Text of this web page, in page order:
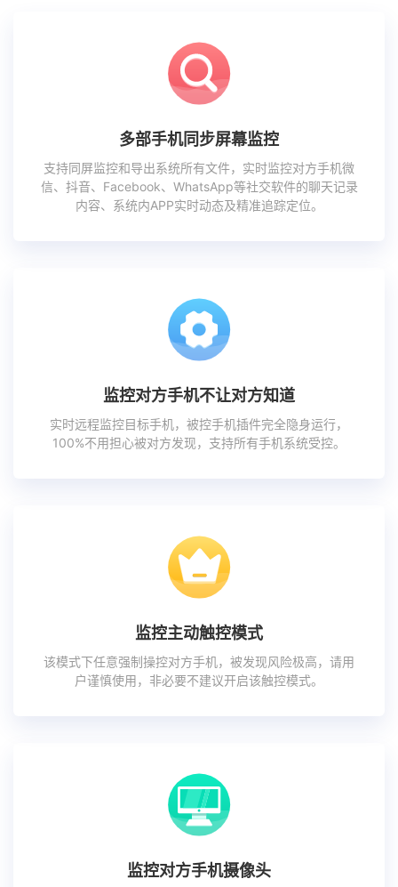
多部手机同步屏幕监控
支持同屏监控和导出系统所有文件，实时监控对方手机微
信、抖音、Facebook、WhatsApp等社交软件的聊天记录
内容、系统内APP实时动态及精准追踪定位。
监控对方手机不让对方知道
实时远程监控目标手机，被控手机插件完全隐身运行，
100%不用担心被对方发现，支持所有手机系统受控。
监控主动触控模式
该模式下任意强制操控对方手机，被发现风险极高，请用
户谨慎使用，非必要不建议开启该触控模式。
监控对方手机摄像头